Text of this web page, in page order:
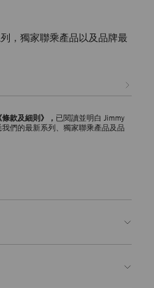
，獨家聯乘產品以及品牌最
條款及細則》， 已閱讀並明白 Jimmy
們的最新系列、獨家聯乘產品及品